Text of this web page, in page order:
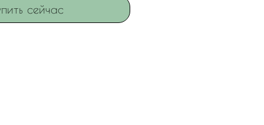
сейчас